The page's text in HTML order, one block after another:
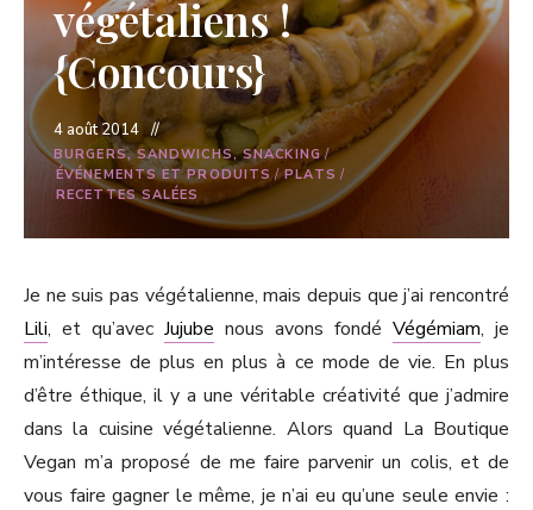
végétaliens !
{Concours}
4 août 2014
BURGERS, SANDWICHS, SNACKING/
ÉVÉNEMENTS ET PRODUITS /PLATS /
RECETTES SALÉES
Je ne suis pas végétalienne, mais depuis que j’ai rencontré
Lili, et qu’avec Jujube nous avons fondé Végémiam, je
m’intéresse de plus en plus à ce mode de vie. En plus
d’être éthique, il y a une véritable créativité que j’admire
dans la cuisine végétalienne. Alors quand La Boutique
Vegan m’a proposé de me faire parvenir un colis, et de
vous faire gagner le même, je n’ai eu qu’une seule envie :